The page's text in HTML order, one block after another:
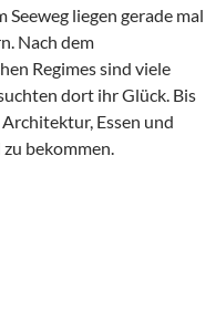
liegen gerade mal
Nach dem
Regimes sind viele
dort ihr Glück. Bis
Essen und
bekommen.